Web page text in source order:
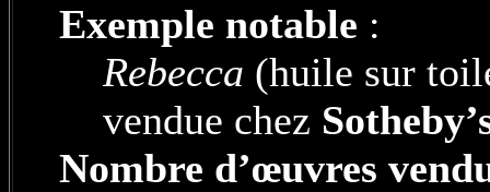
Exemple notable :
Rebecca (huile sur
vendue chez
Nombre d’œuvres